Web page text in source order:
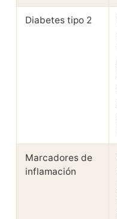
Diabetes tipo 2
Marcadores de
inflamación